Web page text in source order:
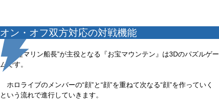
オン・オフ双方対応の対戦機能
“宝鐘マリン船長”が主役となる『お宝マウンテン』は3Dのパズルゲー
ムです。
ホロライブのメンバーの“顔”と“顔”を重ねて次なる“顔”を作っていく
という流れで進行していきます。